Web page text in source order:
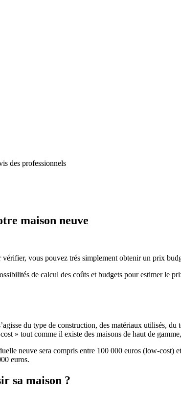
des professionnels
maison neuve
vous pouvez trés simplement obtenir un prix
de calcul des coûts et budgets pour estimer le
du type de construction, des matériaux utilisés,
» tout comme il existe des maisons de haut de
neuve sera compris entre 100 000 euros (low-
euros.
sa maison ?